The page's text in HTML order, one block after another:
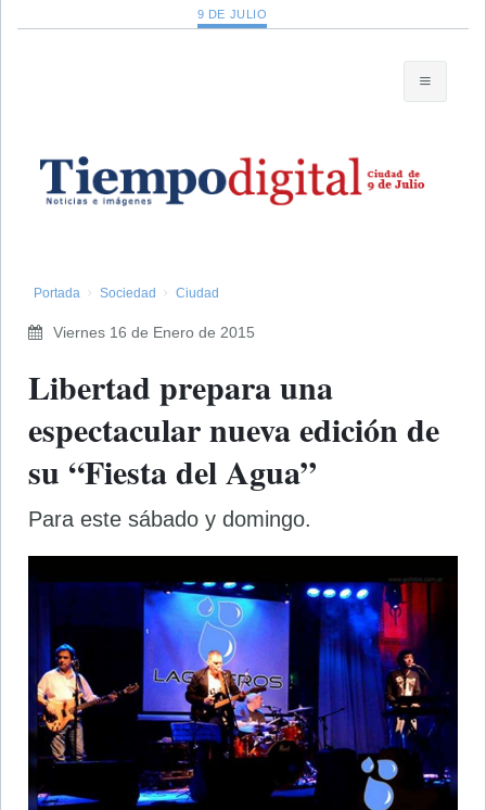
9 DE JULIO
Portada Sociedad Ciudad
Viernes 16 de Enero de 2015
Libertad prepara una
espectacular nueva edición de
su “Fiesta del Agua”
Para este sábado y domingo.